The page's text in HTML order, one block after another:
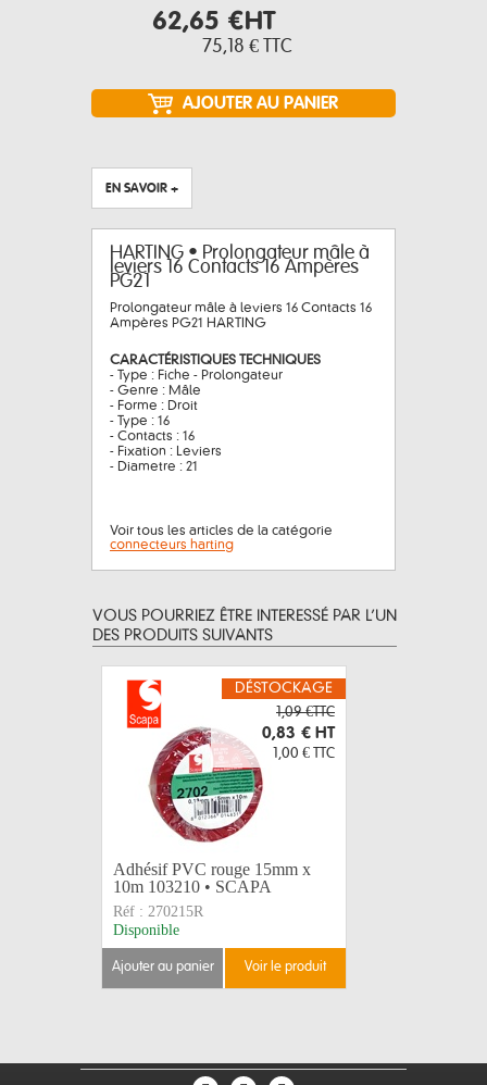
62,65 €HT
75,18 € TTC
EN SAVOIR +
HARTING • Prolongateur mâle à
leviers 16 Contacts 16 Ampères
PG21
Prolongateur mâle à leviers 16 Contacts 16
Ampères PG21 HARTING
CARACTÉRISTIQUES TECHNIQUES
- Type : Fiche - Prolongateur
- Genre : Mâle
- Forme : Droit
- Type : 16
- Contacts : 16
- Fixation : Leviers
- Diametre : 21
Voir tous les articles de la catégorie
connecteurs harting
VOUS POURRIEZ ÊTRE INTERESSÉ PAR L’UN
DES PRODUITS SUIVANTS
DÉSTOCKAGE
1,09 €TTC
0,83 € HT
1,00 € TTC
Adhésif PVC rouge 15mm x
10m 103210 • SCAPA
Réf : 270215R
Disponible
ajouter au panier voir le produit